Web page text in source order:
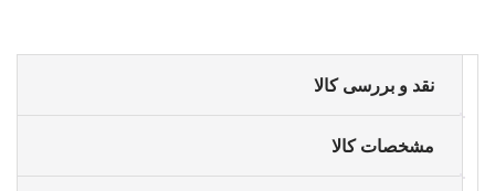
رو
عدد
نقد و بررسی کالا
مشخصات کالا